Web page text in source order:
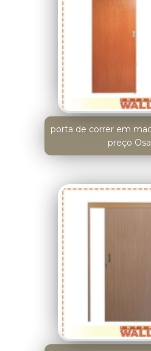
porta de correr em
preço